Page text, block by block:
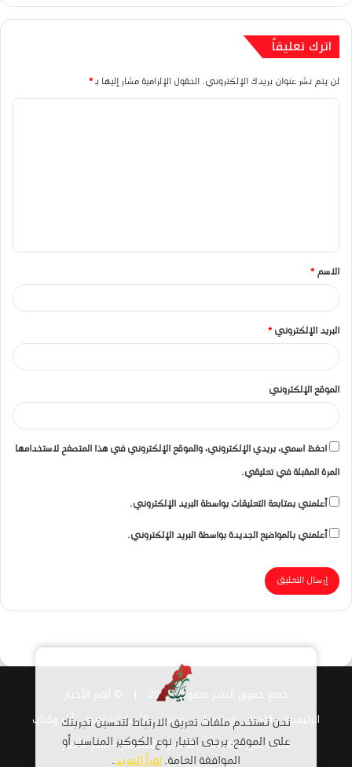
اترك تعليقاً
لن يتم نشر عنوان بريدك الإلكتروني. الحقول الإلزامية مشار إليها بـ*
ق
*
الاسم *
البريد الإلكتروني *
الموقع الإلكتروني
احفظ اسمي، بريدي الإلكتروني، والموقع الإلكتروني في هذا المتصفح لاستخدامها
المرة المقبلة في تعليقي.
أعلمني بمتابعة التعليقات بواسطة البريد الإلكتروني.
أعلمني بالمواضيع الجديدة بواسطة البريد الإلكتروني.
جميع حقوق النشر محفوظة 2026 |
الرئيسية
الاخبار اسلاميات مجتمع الأخبار الرياضية أراء وكتاب
قناتنا على الواتساب استمارة الانضمام – أهم الأخبار
نحن نستخدم ملفات تعريف الارتباط لتحسين تجربتك
على الموقع. يرجى اختيار نوع الكوكيز المناسب أو
الموافقة العامة.اقرأ المزيد.